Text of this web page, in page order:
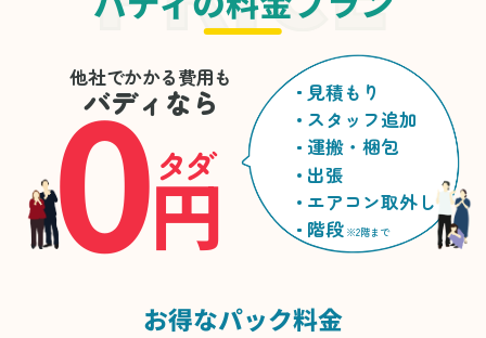
他社でかかる費用も
バディなら
0円
タダ
見積もり
スタッフ追加
運搬・梱包
出張
エアコン取外し
階段 ※2階まで
お得なパック料金